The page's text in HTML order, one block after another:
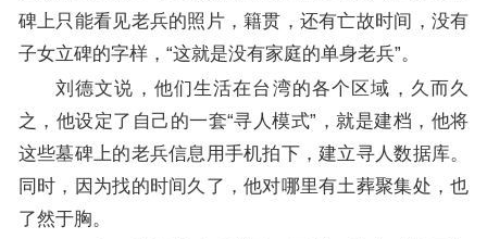
碑上只能看见老兵的照片，籍贯，还有亡故时间，没有
子女立碑的字样，“这就是没有家庭的单身老兵”。
刘德文说，他们生活在台湾的各个区域，久而久
之，他设定了自己的一套“寻人模式”，就是建档，他将
这些墓碑上的老兵信息用手机拍下，建立寻人数据库。
同时，因为找的时间久了，他对哪里有土葬聚集处，也
了然于胸。